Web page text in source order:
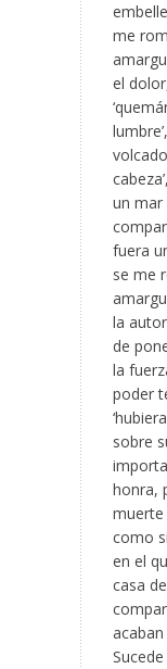
me
el
un mar
fuera
se me
la
de
la
poder
sobre
honra,
muerte
como
en el
casa
acaban